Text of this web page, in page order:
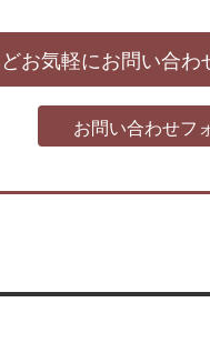
お気軽にお問い合わ
お問い合わせフ